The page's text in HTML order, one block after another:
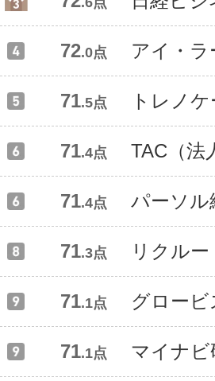
72.0点 アイ・
71.5点 トレノケ
71.4点 TAC（法
71.4点 パーソル
71.3点 リクル
71.1点 グロー
71.1点 マイナビ